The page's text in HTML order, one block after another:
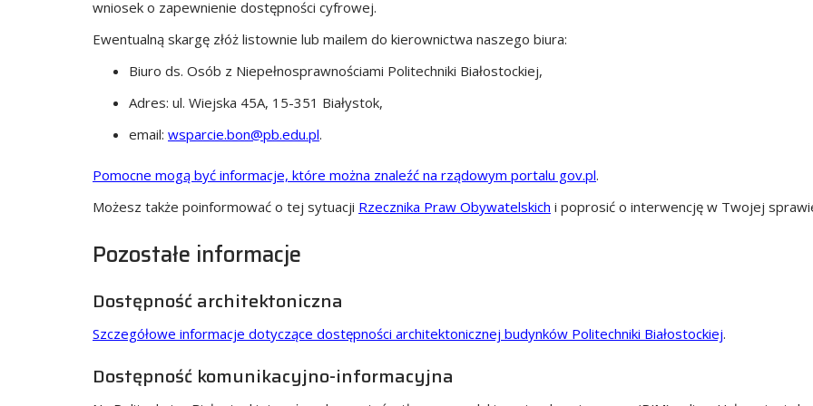
wniosek o zapewnienie dostępności cyfrowej.
Ewentualną skargę złóż listownie lub mailem do kierownictwa naszego biura:
Biuro ds. Osób z Niepełnosprawnościami Politechniki Białostockiej,
Adres: ul. Wiejska 45A, 15-351 Białystok,
email: wsparcie.bon@pb.edu.pl.
Pomocne mogą być informacje, które można znaleźć na rządowym portalu gov.pl.
Możesz także poinformować o tej sytuacji Rzecznika Praw Obywatelskich i poprosić o interwencję w Twojej
Pozostałe informacje
Dostępność architektoniczna
Szczegółowe informacje dotyczące dostępności architektonicznej budynków Politechniki Białostockiej.
Dostępność komunikacyjno-informacyjna